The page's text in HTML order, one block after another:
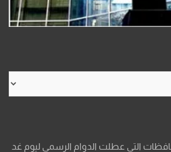
التي عطلت الدوام الرسمي ليوم غد